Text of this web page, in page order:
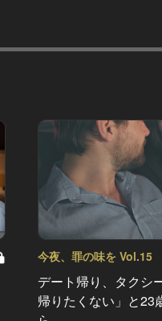
今夜、罪の味を Vol.15
デート帰り、タクシ
帰りたくない」と23